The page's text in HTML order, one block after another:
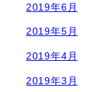
2019年6月
2019年5月
2019年4月
2019年3月